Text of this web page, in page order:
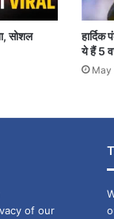
सोशल
हार्दिक
ये हैं 5
May
of our